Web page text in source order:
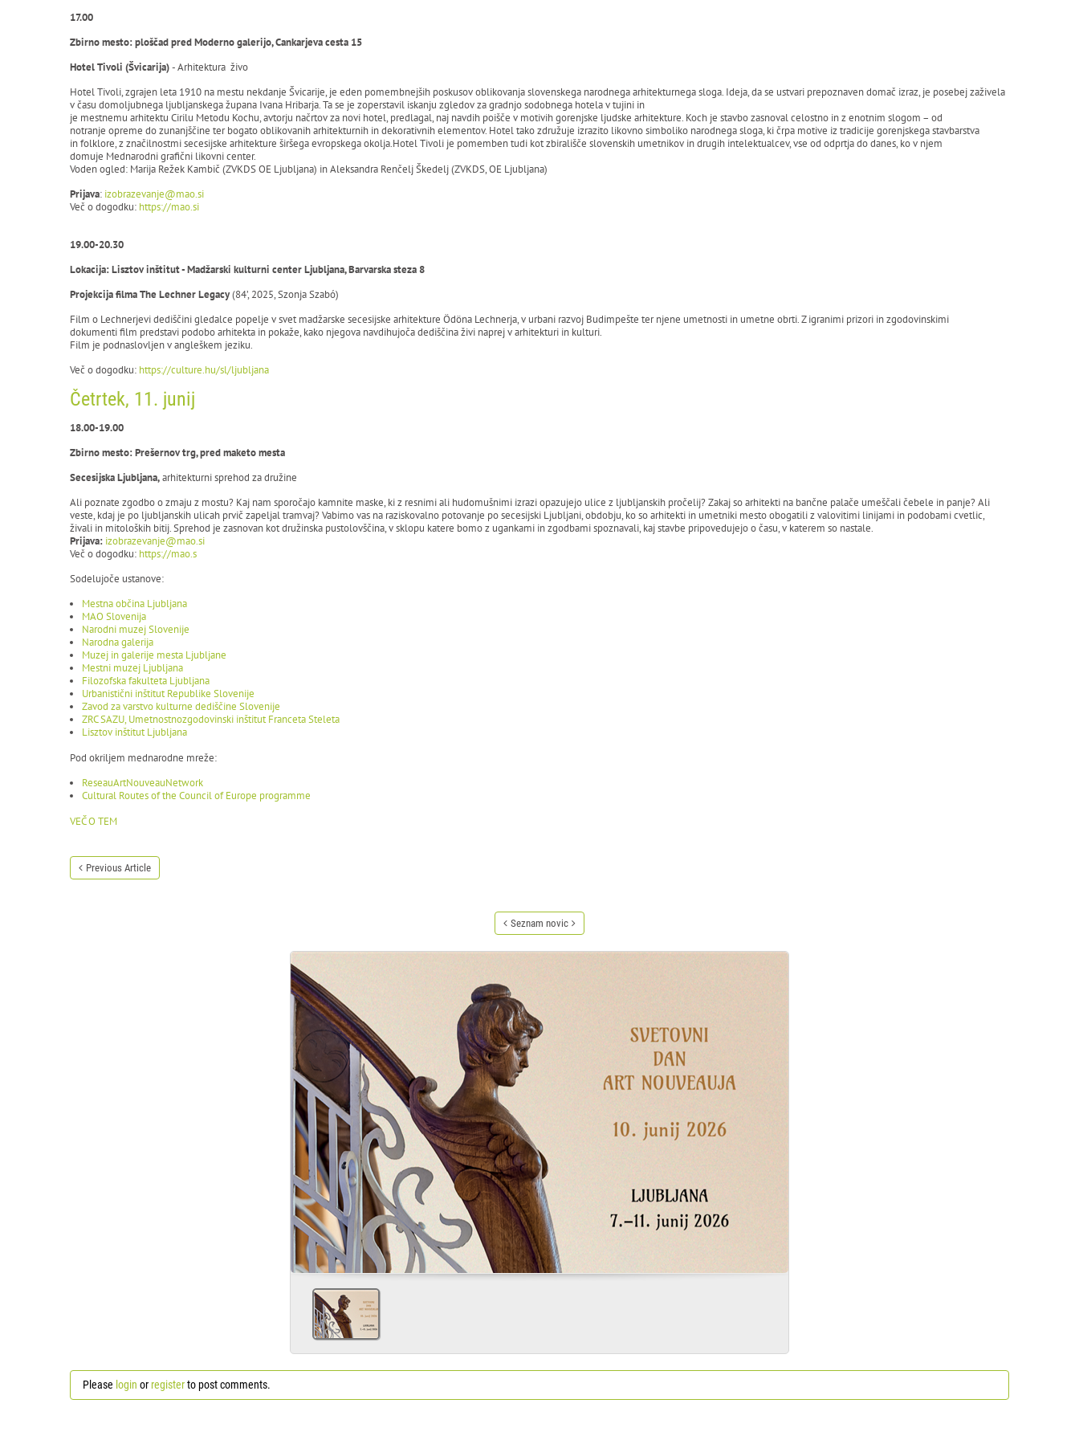
17.00
Zbirno mesto: ploščad pred Moderno galerijo, Cankarjeva cesta 15
Hotel Tivoli (Švicarija)- Arhitektura živo
Hotel Tivoli, zgrajen leta 1910 na mestu nekdanje Švicarije, je eden pomembnejših poskusov oblikovanja slovenskega narodnega arhitekturnega sloga. Ideja, da se ustvari prepoznaven domač izraz, je posebej zaživela
v času domoljubnega ljubljanskega župana Ivana Hribarja. Ta se je zoperstavil iskanju zgledov za gradnjo sodobnega hotela v tujini in
je mestnemu arhitektu Cirilu Metodu Kochu, avtorju načrtov za novi hotel, predlagal, naj navdih poišče v motivih gorenjske ljudske arhitekture. Koch je stavbo zasnoval celostno in z enotnim slogom – od
notranje opreme do zunanjščine ter bogato oblikovanih arhitekturnih in dekorativnih elementov. Hotel tako združuje izrazito likovno simboliko narodnega sloga, ki črpa motive iz tradicije gorenjskega stavbarstva
in folklore, z značilnostmi secesijske arhitekture širšega evropskega okolja.Hotel Tivoli je pomemben tudi kot zbirališče slovenskih umetnikov in drugih intelektualcev, vse od odprtja do danes, ko v njem
domuje Mednarodni grafični likovni center.
Voden ogled: Marija Režek Kambič (ZVKDS OE Ljubljana) in Aleksandra Renčelj Škedelj (ZVKDS, OE Ljubljana)
Prijava: izobrazevanje@mao.si
Več o dogodku: https://mao.si
19.00-20.30
Lokacija: Lisztov inštitut - Madžarski kulturni center Ljubljana, Barvarska steza 8
Projekcija filma The Lechner Legacy(84’, 2025, Szonja Szabó)
Film o Lechnerjevi dediščini gledalce popelje v svet madžarske secesijske arhitekture Ödöna Lechnerja, v urbani razvoj Budimpešte ter njene umetnosti in umetne obrti. Z igranimi prizori in zgodovinskimi
dokumenti film predstavi podobo arhitekta in pokaže, kako njegova navdihujoča dediščina živi naprej v arhitekturi in kulturi.
Film je podnaslovljen v angleškem jeziku.
Več o dogodku: https://culture.hu/sl/ljubljana
Četrtek, 11. junij
18.00-19.00
Zbirno mesto: Prešernov trg, pred maketo mesta
Secesijska Ljubljana,arhitekturni sprehod za družine
Ali poznate zgodbo o zmaju z mostu? Kaj nam sporočajo kamnite maske, ki z resnimi ali hudomušnimi izrazi opazujejo ulice z ljubljanskih pročelij? Zakaj so arhitekti na bančne palače umeščali čebele in panje? Ali
veste, kdaj je po ljubljanskih ulicah prvič zapeljal tramvaj? Vabimo vas na raziskovalno potovanje po secesijski Ljubljani, obdobju, ko so arhitekti in umetniki mesto obogatili z valovitimi linijami in podobami cvetlic,
živali in mitoloških bitij. Sprehod je zasnovan kot družinska pustolovščina, v sklopu katere bomo z ugankami in zgodbami spoznavali, kaj stavbe pripovedujejo o času, v katerem so nastale.
Prijava: izobrazevanje@mao.si
Več o dogodku: https://mao.s
Sodelujoče ustanove:
Mestna občina Ljubljana
MAO Slovenija
Narodni muzej Slovenije
Narodna galerija
Muzej in galerije mesta Ljubljane
Mestni muzej Ljubljana
Filozofska fakulteta Ljubljana
Urbanistični inštitut Republike Slovenije
Zavod za varstvo kulturne dediščine Slovenije
ZRC SAZU, Umetnostnozgodovinski inštitut Franceta Steleta
Lisztov inštitut Ljubljana
Pod okriljem mednarodne mreže:
ReseauArtNouveauNetwork
Cultural Routes of the Council of Europe programme
VEČ O TEM
Previous Article
Seznam novic
Please login or registerto post comments.